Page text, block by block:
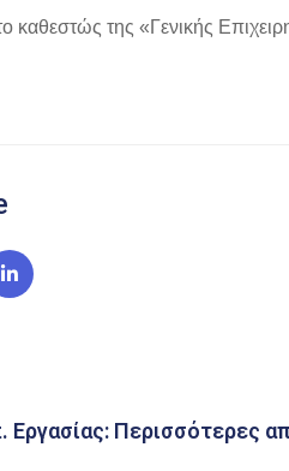
της «Γενικής
Εργασίας: Περισσότερες